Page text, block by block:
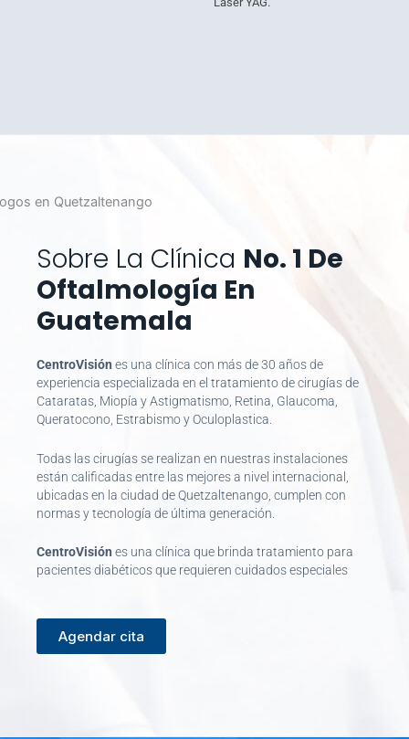
Sobre La Clínica No. 1 De
Oftalmología En
Guatemala
CentroVisión es una clínica con más de 30 años de
experiencia especializada en el tratamiento de cirugías de
Cataratas, Miopía y Astigmatismo, Retina, Glaucoma,
Queratocono, Estrabismo y Oculoplastica.
Todas las cirugías se realizan en nuestras instalaciones
están calificadas entre las mejores a nivel internacional,
ubicadas en la ciudad de Quetzaltenango, cumplen con
normas y tecnología de última generación.
CentroVisión es una clínica que brinda tratamiento para
pacientes diabéticos que requieren cuidados especiales
Agendar cita